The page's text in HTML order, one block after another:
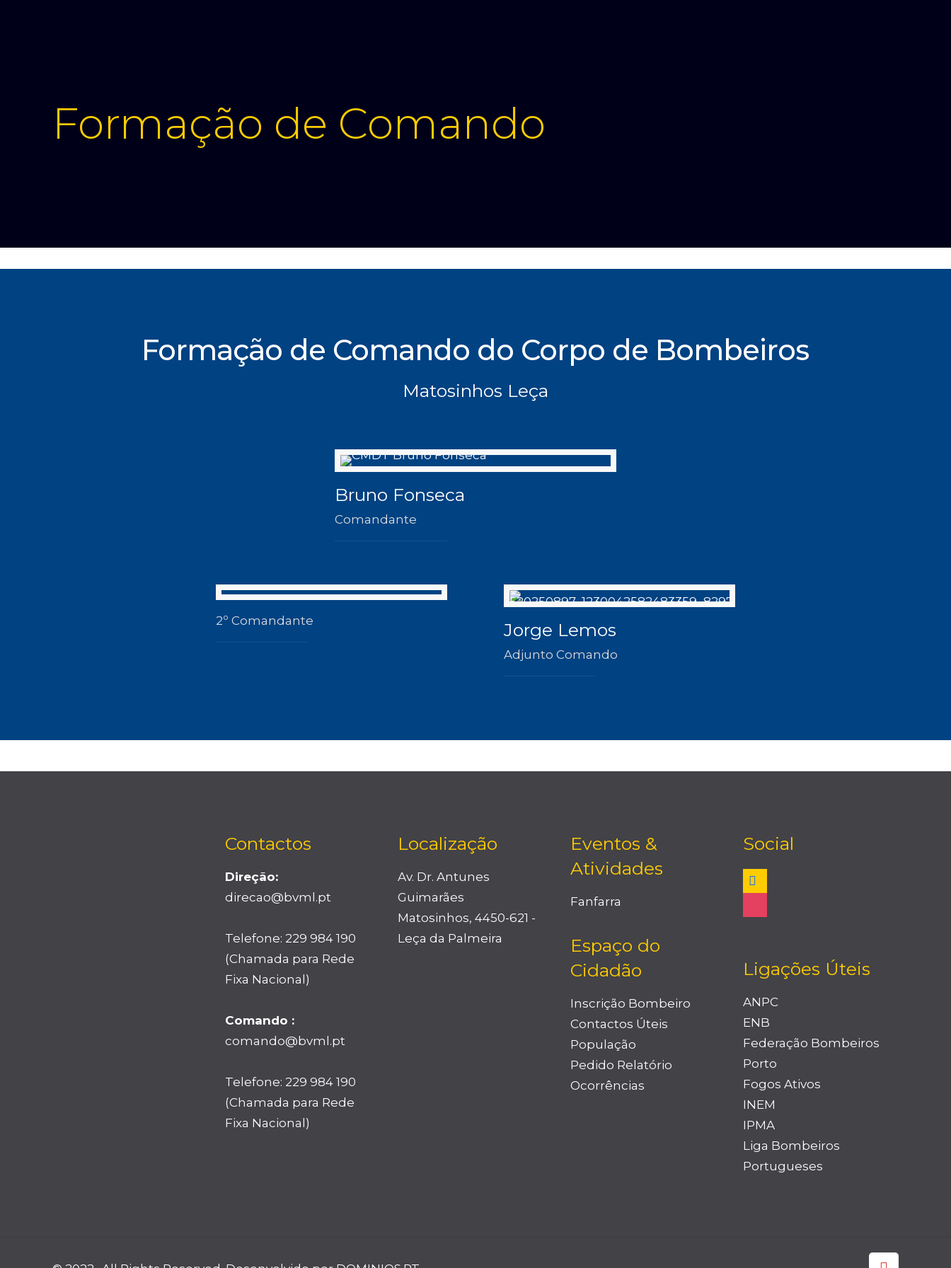
Formação de Comando
Formação de Comando do Corpo de Bombeiros
Matosinhos Leça
Bruno Fonseca
Comandante
2º Comandante Jorge Lemos
Adjunto Comando
Contactos
Direção:
direcao@bvml.pt
Telefone: 229 984 190
(Chamada para Rede
Fixa Nacional)
Comando :
comando@bvml.pt
Telefone: 229 984 190
(Chamada para Rede
Fixa Nacional)
Localização
Av. Dr. Antunes
Guimarães
Matosinhos, 4450-621 -
Leça da Palmeira
Eventos &
Atividades
Fanfarra
Espaço do
Cidadão
Inscrição Bombeiro
Contactos Úteis
População
Pedido Relatório
Ocorrências
Social
facebook
Ligações Úteis
ANPC
ENB
Federação Bombeiros
Porto
Fogos Ativos
INEM
IPMA
Liga Bombeiros
Portugueses